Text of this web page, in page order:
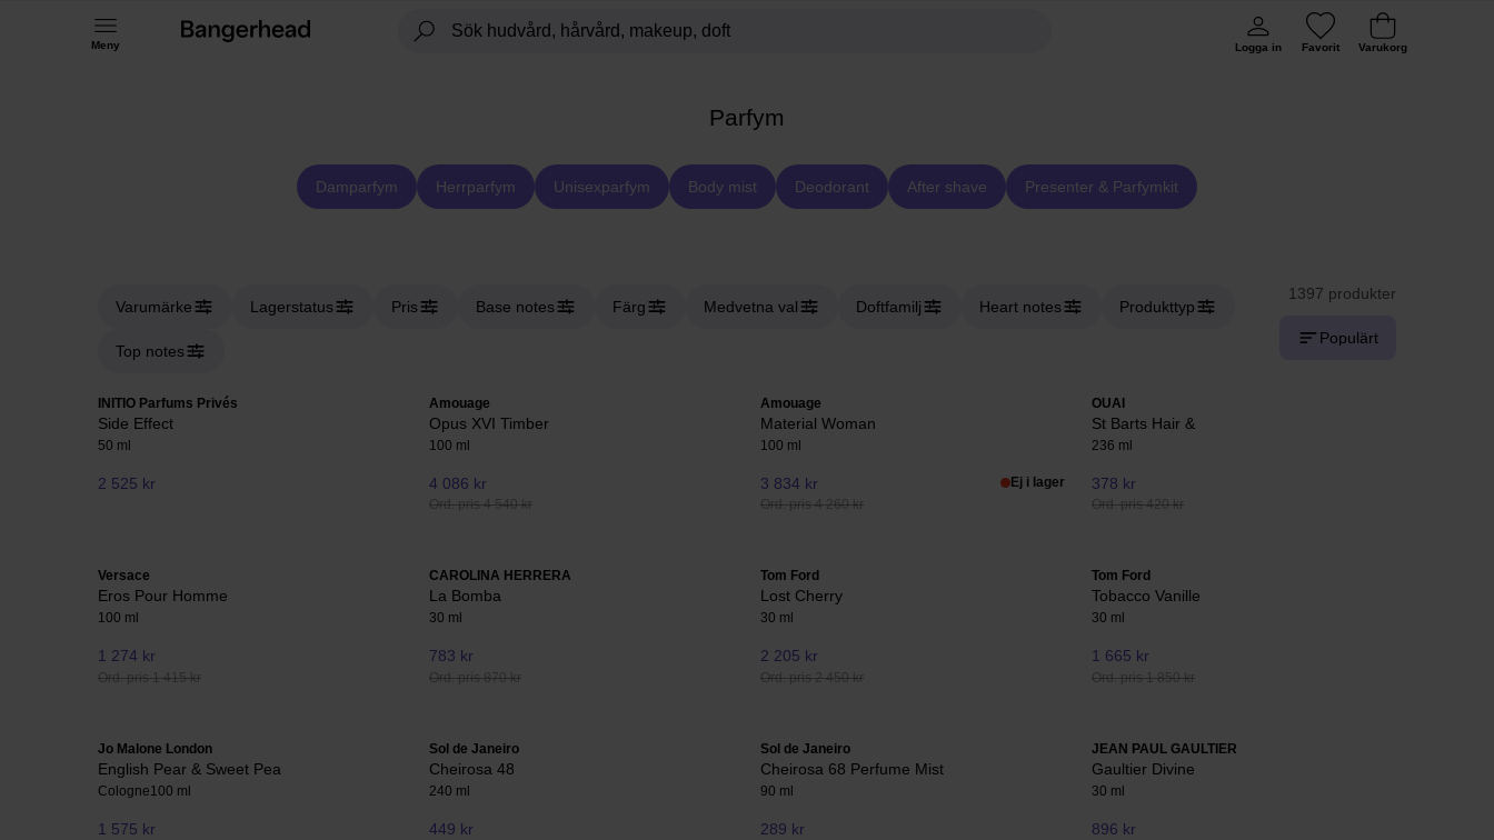
Meny Logga in Favorit Varukorg
Parfym
Damparfym Herrparfym Unisexparfym Body mist Deodorant After shave Presenter & Parfymkit
Varumärke Lagerstatus Pris Base notes Färg Medvetna val Doftfamilj Heart notes Produkttyp
Top notes
1397 produkter
Populärt
INITIO Parfums Privés
Side Effect
50 ml
2 525 kr
Amouage
Opus XVI Timber
100 ml
4 086 kr
Ord. pris 4 540 kr
Amouage
Material Woman
100 ml
3 834 kr
Ord. pris 4 260 kr
Ej i lager
OUAI
St Barts Hair &
236 ml
378 kr
Ord. pris 420 kr
Versace
Eros Pour Homme
100 ml
1 274 kr
Ord. pris 1 415 kr
CAROLINA HERRERA
La Bomba
30 ml
783 kr
Ord. pris 870 kr
Tom Ford
Lost Cherry
30 ml
2 205 kr
Ord. pris 2 450 kr
Tom Ford
Tobacco Vanille
30 ml
1 665 kr
Ord. pris 1 850 kr
Jo Malone London
English Pear & Sweet Pea
Cologne100 ml
1 575 kr
Sol de Janeiro
Cheirosa 48
240 ml
449 kr
Sol de Janeiro
Cheirosa 68 Perfume Mist
90 ml
289 kr
JEAN PAUL GAULTIER
Gaultier Divine
30 ml
896 kr